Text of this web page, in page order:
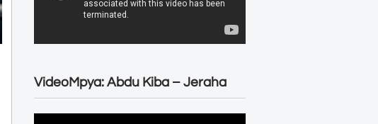
VideoMpya: Abdu Kiba – Jeraha